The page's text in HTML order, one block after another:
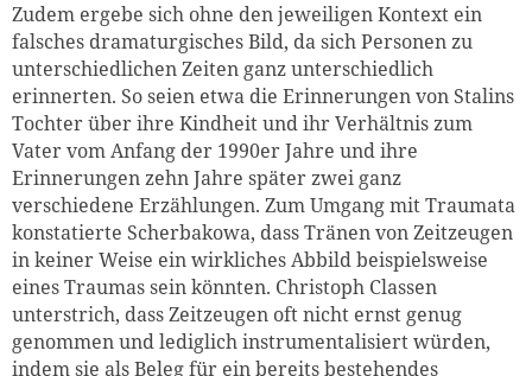
Zudem ergebe sich ohne den jeweiligen Kontext ein
falsches dramaturgisches Bild, da sich Personen zu
unterschiedlichen Zeiten ganz unterschiedlich
erinnerten. So seien etwa die Erinnerungen von Stalins
Tochter über ihre Kindheit und ihr Verhältnis zum
Vater vom Anfang der 1990er Jahre und ihre
Erinnerungen zehn Jahre später zwei ganz
verschiedene Erzählungen. Zum Umgang mit Traumata
konstatierte Scherbakowa, dass Tränen von Zeitzeugen
in keiner Weise ein wirkliches Abbild beispielsweise
eines Traumas sein könnten. Christoph Classen
unterstrich, dass Zeitzeugen oft nicht ernst genug
genommen und lediglich instrumentalisiert würden,
indem sie als Beleg für ein bereits bestehendes